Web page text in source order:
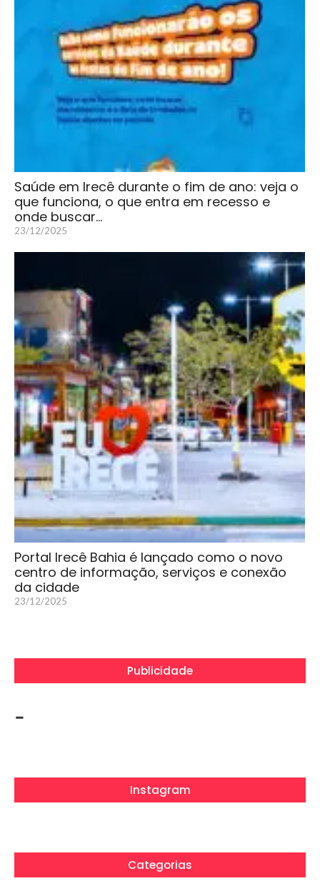
Saúde em Irecê durante o fim de ano: veja o
que funciona, o que entra em recesso e
onde buscar…
23/12/2025
Portal Irecê Bahia é lançado como o novo
centro de informação, serviços e conexão
da cidade
23/12/2025
Publicidade
-
Instagram
Categorias